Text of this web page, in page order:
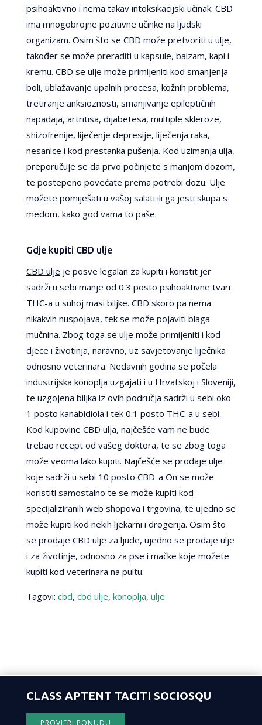
psihoaktivno i nema takav intoksikacijski učinak. CBD
ima mnogobrojne pozitivne učinke na ljudski
organizam. Osim što se CBD može pretvoriti u ulje,
također se može preraditi u kapsule, balzam, kapi i
kremu. CBD se ulje može primijeniti kod smanjenja
boli, ublažavanje upalnih procesa, kožnih problema,
tretiranje anksioznosti, smanjivanje epileptičnih
napadaja, artritisa, dijabetesa, multiple skleroze,
shizofrenije, liječenje depresije, liječenja raka,
nesanice i kod prestanka pušenja. Kod uzimanja ulja,
preporučuje se da prvo počinjete s manjom dozom,
te postepeno povećate prema potrebi dozu. Ulje
možete pomiješati u vašoj salati ili ga jesti skupa s
medom, kako god vama to paše.
Gdje kupiti CBD ulje
CBD ulje je posve legalan za kupiti i koristit jer
sadrži u sebi manje od 0.3 posto psihoaktivne tvari
THC-a u suhoj masi biljke. CBD skoro pa nema
nikakvih nuspojava, tek se može pojaviti blaga
mučnina. Zbog toga se ulje može primijeniti i kod
djece i životinja, naravno, uz savjetovanje liječnika
odnosno veterinara. Nedavnih godina se počela
industrijska konoplja uzgajati i u Hrvatskoj i Sloveniji,
te uzgojena biljka iz ovih područja sadrži u sebi oko
1 posto kanabidiola i tek 0.1 posto THC-a u sebi.
Kod kupovine CBD ulja, najčešće vam ne bude
trebao recept od vašeg doktora, te se zbog toga
može veoma lako kupiti. Najčešće se prodaje ulje
koje sadrži u sebi 10 posto CBD-a On se može
koristiti samostalno te se može kupiti kod
specijaliziranih web shopova i trgovina, te ujedno se
može kupiti kod nekih ljekarni i drogerija. Osim što
se prodaje CBD ulje za ljude, ujedno se prodaje ulje
i za životinje, odnosno za pse i mačke koje možete
kupiti kod veterinara na pultu.
Tagovi: cbd, cbd ulje, konoplja, ulje
CLASS APTENT TACITI SOCIOSQU
PROVJERI PONUDU